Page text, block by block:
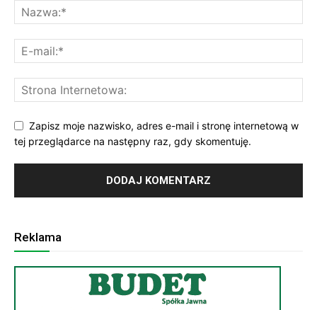
Zapisz moje nazwisko, adres e-mail i stronę internetową w
tej przeglądarce na następny raz, gdy skomentuję.
Reklama